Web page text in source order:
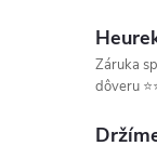
Záruka
dôveru